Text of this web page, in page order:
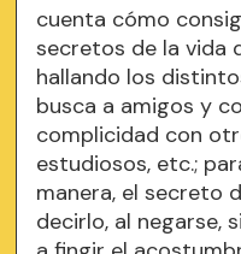
cuenta cómo
secretos de la vida
hallando los
busca a amigos y
complicidad con
estudiosos, etc.;
manera, el secreto
decirlo, al negarse,